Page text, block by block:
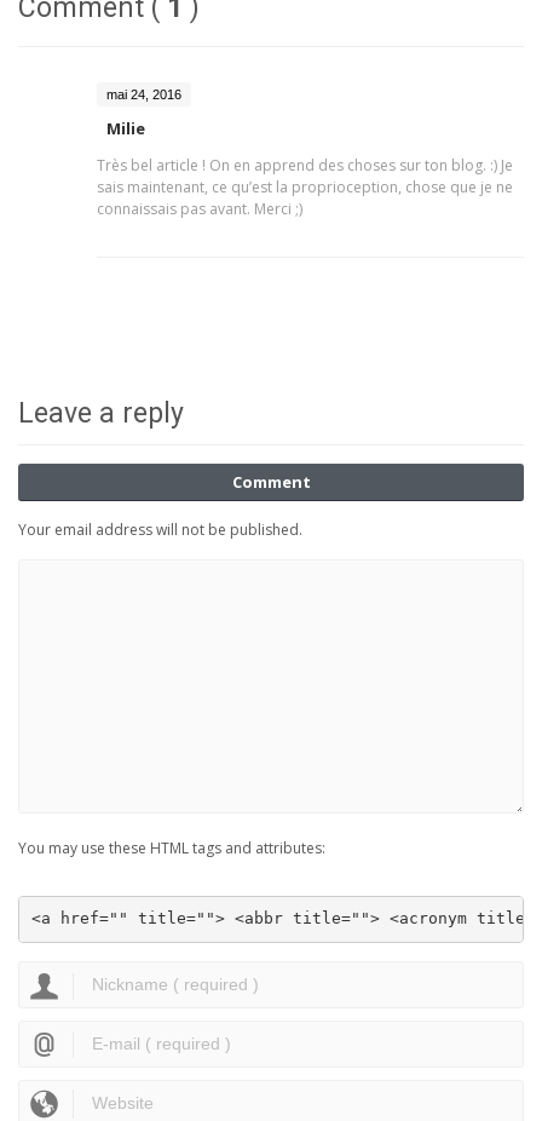
Comment ( 1 )
mai 24, 2016
Milie
Très bel article ! On en apprend des choses sur ton blog. :) Je
sais maintenant, ce qu’est la proprioception, chose que je ne
connaissais pas avant. Merci ;)
Leave a reply
Comment
Your email address will not be published.
You may use these HTML tags and attributes:
<a href="" title=""> <abbr title=""> <acronym